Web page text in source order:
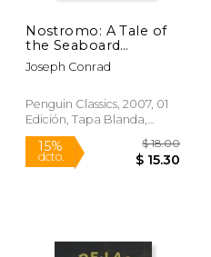
15%
dcto. $
Nostromo: A Tale of
the Seaboard
(Penguin Classics) (en
Inglés)
Joseph Conrad
Penguin Classics, 2007, 01
Edición, Tapa Blanda,
Nuevo